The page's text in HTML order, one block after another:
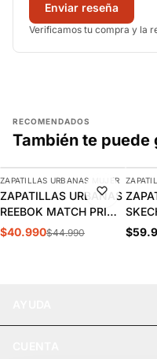
Enviar reseña
Verificamos tu compra y la
RECOMENDADOS
También te puede
-9%
AGREGAR
ZAPATILLAS URBANAS MUJER
ZAPATILLAS URBANAS
REEBOK MATCH PRIME
V2 MUJER | 100261905
$40.990$44.990
2.0